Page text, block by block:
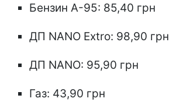
Бензин А-95: 85,40 грн
ДП NANO Extro: 98,90 грн
ДП NANO: 95,90 грн
Газ: 43,90 грн